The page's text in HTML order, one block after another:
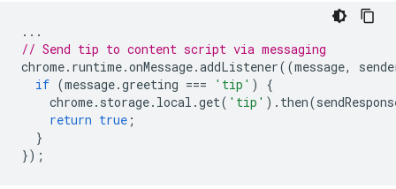
...
// Send tip to content script via messaging
chrome. runtime.onMessage.addListener((message,
if (message.greeting === 'tip' )
{
chrome. storage. local .get( 'tip' ). then(
return true ;
}
});